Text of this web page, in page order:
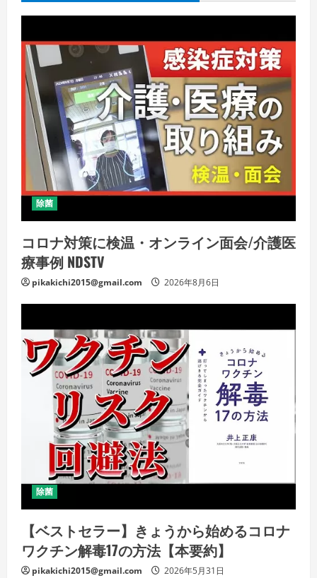
除菌
コロナ対策に検温・オンライン面会/介護医
療事例 NDSTV
pikakichi2015@gmail.com 2026年8月6日
除菌
【ベストセラー】きょうから始めるコロナ
ワクチン解毒17の方法【本要約】
pikakichi2015@gmail.com 2026年5月31日